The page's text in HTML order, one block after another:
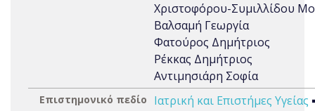
Χριστοφόρου-Συμιλλίδου
Βαλσαμή Γεωργία
Φατούρος Δημήτριος
Ρέκκας Δημήτριος
Αντιμησιάρη Σοφία
Επιστημονικό πεδίο Ιατρική και Επιστήμες Υγείας